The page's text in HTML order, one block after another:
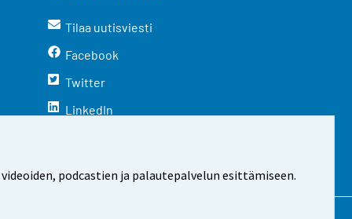
podcastien ja palautepalvelun esittämiseen.
Tilaa uutisviesti
Facebook
Twitter
LinkedIn